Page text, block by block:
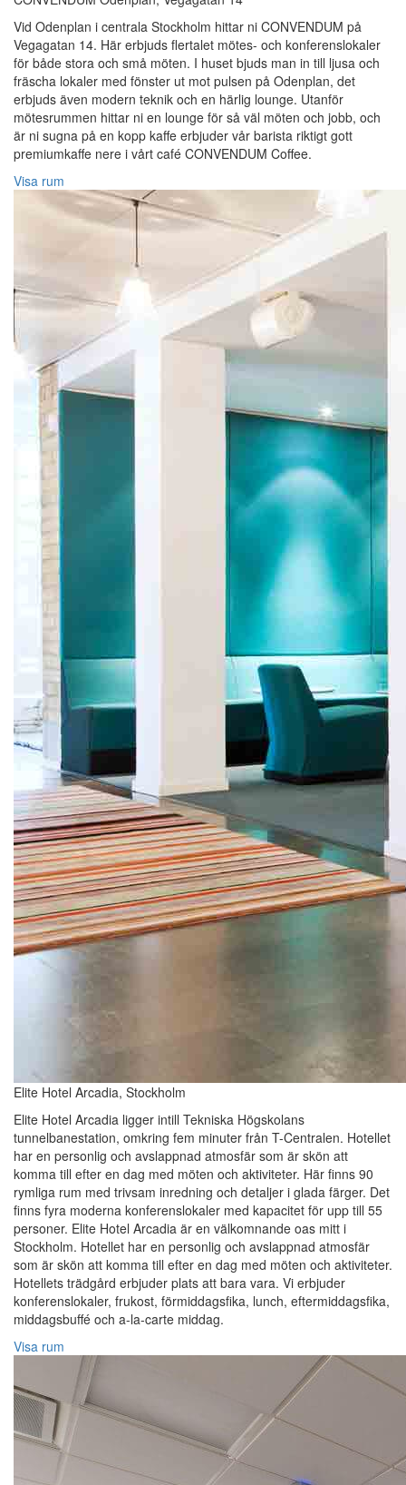
Vid Odenplan i centrala Stockholm hittar ni CONVENDUM på
Vegagatan 14. Här erbjuds flertalet mötes- och konferenslokaler
för både stora och små möten. I huset bjuds man in till ljusa och
fräscha lokaler med fönster ut mot pulsen på Odenplan, det
erbjuds även modern teknik och en härlig lounge. Utanför
mötesrummen hittar ni en lounge för så väl möten och jobb, och
är ni sugna på en kopp kaffe erbjuder vår barista riktigt gott
premiumkaffe nere i vårt café CONVENDUM Coffee.
Visa rum
Elite Hotel Arcadia, Stockholm
Elite Hotel Arcadia ligger intill Tekniska Högskolans
tunnelbanestation, omkring fem minuter från T-Centralen. Hotellet
har en personlig och avslappnad atmosfär som är skön att
komma till efter en dag med möten och aktiviteter. Här finns 90
rymliga rum med trivsam inredning och detaljer i glada färger. Det
finns fyra moderna konferenslokaler med kapacitet för upp till 55
personer. Elite Hotel Arcadia är en välkomnande oas mitt i
Stockholm. Hotellet har en personlig och avslappnad atmosfär
som är skön att komma till efter en dag med möten och aktiviteter.
Hotellets trädgård erbjuder plats att bara vara. Vi erbjuder
konferenslokaler, frukost, förmiddagsfika, lunch, eftermiddagsfika,
middagsbuffé och a-la-carte middag.
Visa rum